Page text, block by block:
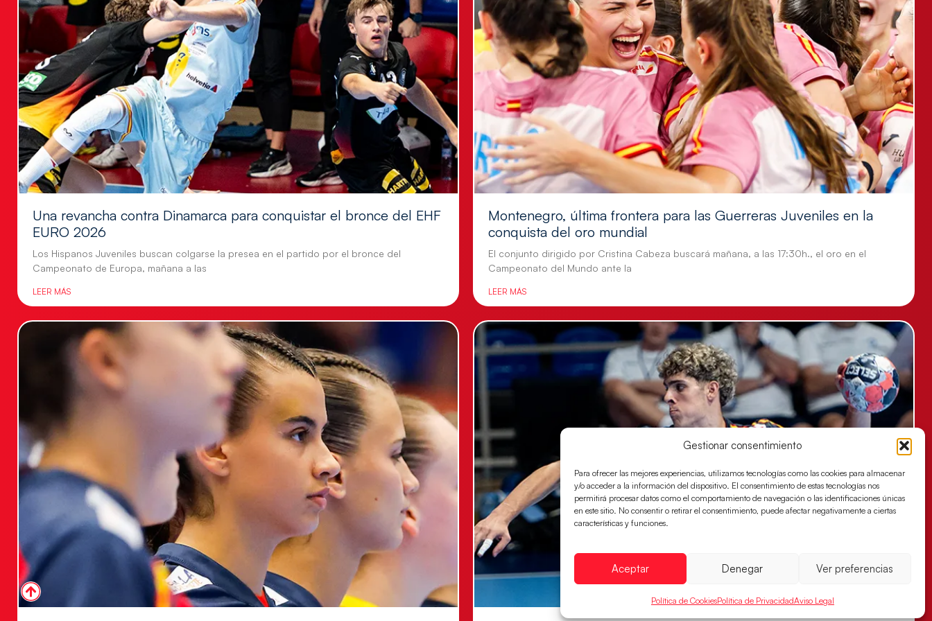
Gestionar consentimiento
Para ofrecer las mejores experiencias, utilizamos tecnologías como las cookies para almacenar
y/o acceder a la información del dispositivo. El consentimiento de estas tecnologías nos
permitirá procesar datos como el comportamiento de navegación o las identificaciones únicas
en este sitio. No consentir o retirar el consentimiento, puede afectar negativamente a ciertas
características y funciones.
Aceptar Denegar Ver preferencias
Política de CookiesPolítica de PrivacidadAviso Legal
Una revancha contra Dinamarca para conquistar el bronce del EHF
EURO 2026
Los Hispanos Juveniles buscan colgarse la presea en el partido por el bronce del
Campeonato de Europa, mañana a las
LEER MÁS
Montenegro, última frontera para las Guerreras Juveniles en la
conquista del oro mundial
El conjunto dirigido por Cristina Cabeza buscará mañana, a las 17:30h., el oro en el
Campeonato del Mundo ante la
LEER MÁS